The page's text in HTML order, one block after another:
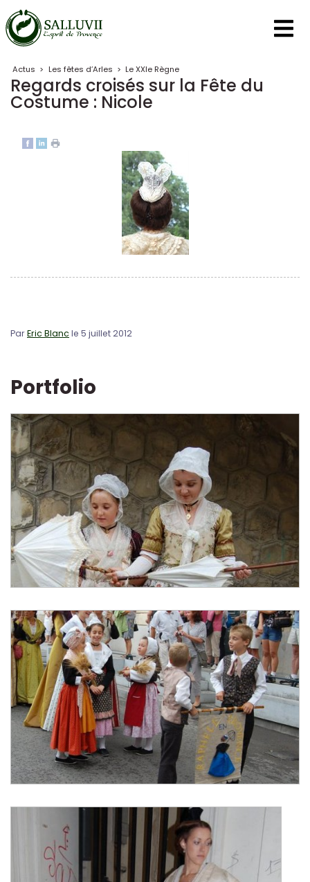
Panneau de gestion des cookies
Actus > Les fêtes d’Arles > Le XXIe Règne
Regards croisés sur la Fête du
Costume : Nicole
ParEric Blanc le 5 juillet 2012
Portfolio